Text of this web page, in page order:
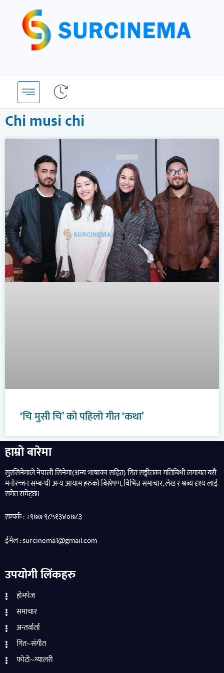
content
Chi musi chi
‘चि मुसी चि’ को पहिलो गीत ‘कथा’
हाम्रो बारेमा
सुरसिनेमाले नेपाली सिनेमा(अन्य भाषाका सहित) गित सङ्गीतका गतिबिधी लगायत यसै
मनोरन्जन सम्बन्धी अन्य आयाम हरुको बिश्लेषण, विभिन्न समाचार, लेख र श्रब्य दृश्य लाई
समेत समेट्छ।
सम्पर्क : +९७७ ९८५१३४०७८३
ईमेल : surcinema1@gmail.com
उपयोगी लिंकहरु
होमपेज
समाचार
अन्तर्वार्ता
गित~संगीत
फोटो~ग्यालरी